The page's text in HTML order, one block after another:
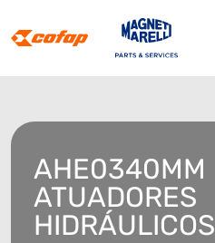
AHE0340MM
ATUADORES
HIDRÁULICOS